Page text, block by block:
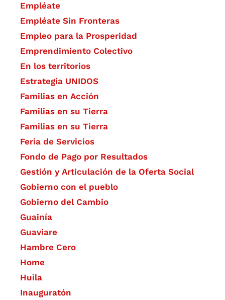
Empléate
Empléate Sin Fronteras
Empleo para la Prosperidad
Emprendimiento Colectivo
En los territorios
Estrategia UNIDOS
Familias en Acción
Familias en su Tierra
Familias en su Tierra
Feria de Servicios
Fondo de Pago por Resultados
Gestión y Articulación de la Oferta Social
Gobierno con el pueblo
Gobierno del Cambio
Guainía
Guaviare
Hambre Cero
Home
Huila
Inauguratón